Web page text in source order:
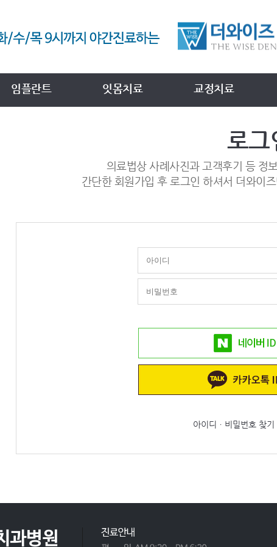
임플란트 잇몸치료 교정치료
로그
의료법상 사례사진과 고객후기 등 정
간단한 회원가입 후 로그인 하셔서 더와이
아이디ㆍ비밀번호 찾기